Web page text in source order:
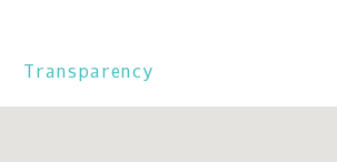
Transparency